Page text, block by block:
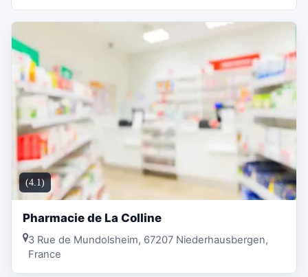
(4.1)
Pharmacie de La Colline
3 Rue de Mundolsheim, 67207 Niederhausbergen,
France